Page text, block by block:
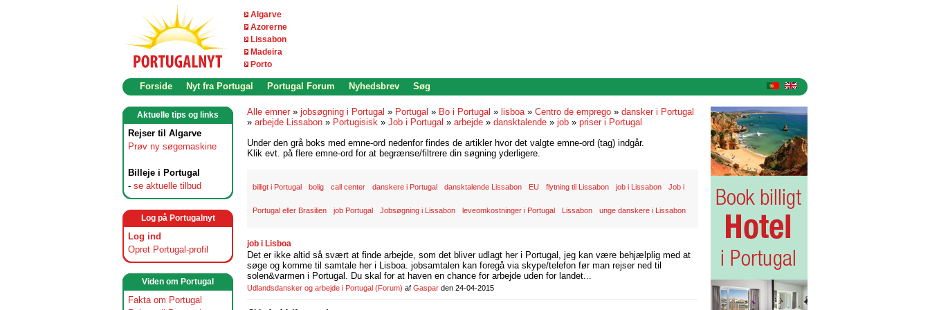
Algarve
Azorerne
Lissabon
Madeira
Porto
Forside Nyt fra Portugal Portugal Forum Nyhedsbrev Søg
Aktuelle tips og links
Rejser til Algarve
Prøv ny søgemaskine
Billeje i Portugal
- se aktuelle tilbud
Log på Portugalnyt
Log ind
Opret Portugal-profil
Viden om Portugal
Fakta om Portugal
Alle emner » jobsøgning i Portugal » Portugal » Bo i Portugal » lisboa» Centro de emprego » dansker i Portugal
» arbejde Lissabon » Portugisisk » Job i Portugal » arbejde » dansktalende » job » priser i Portugal
Under den grå boks med emne-ord nedenfor findes de artikler hvor det valgte emne-ord (tag) indgår.
Klik evt. på flere emne-ord for at begrænse/filtrere din søgning yderligere.
billigt i Portugal bolig call center danskere i Portugal dansktalende Lissabon EU flytning til Lissabon job i Lissabon Job i
Portugal eller Brasilien job Portugal Jobsøgning i Lissabon leveomkostninger i Portugal Lissabon unge danskere i Lissabon
job i Lisboa
Det er ikke altid så svært at finde arbejde, som det bliver udlagt her i Portugal, jeg kan være behjælplig med at
søge og komme til samtale her i Lisboa. jobsamtalen kan foregå via skype/telefon før man rejser ned til
solen&varmen i Portugal. Du skal for at haven en chance for arbejde uden for landet...
Udlandsdansker og arbejde i Portugal (Forum) af Gaspar den 24-04-2015